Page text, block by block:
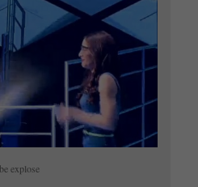
explose